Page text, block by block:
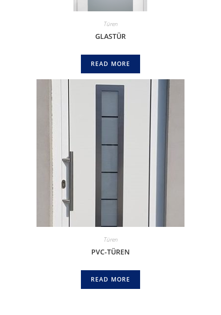
Türen
GLASTÜR
READ MORE
Türen
PVC-TÜREN
READ MORE